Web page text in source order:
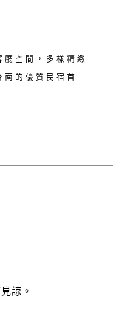
空間，多樣精緻
南的優質民宿首
諒。